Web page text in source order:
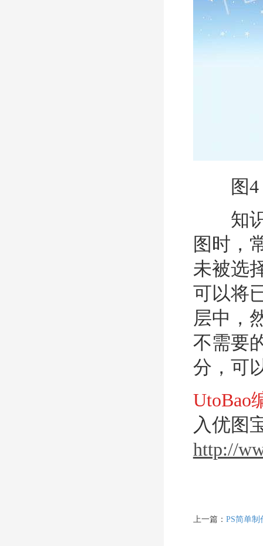
图4
知识
图时，
未被选
可以将
层中，
不需要
分，可
UtoBao
入优图
http://
上一篇： PS简单